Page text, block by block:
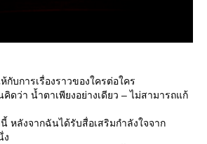
บการเรื่องราวของใครต่อใคร
ดว่า น้ำตาเพียงอย่างเดียว – ไม่สามารถแก้
หลังจากฉันได้รับสื่อเสริมกำลังใจจาก
ง